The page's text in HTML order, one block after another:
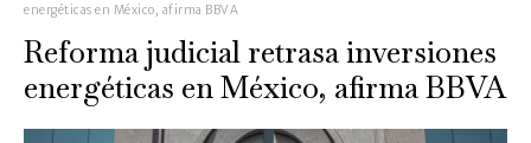
energéticas en México, afirma BBVA
Reforma judicial retrasa inversiones
energéticas en México, afirma BBVA